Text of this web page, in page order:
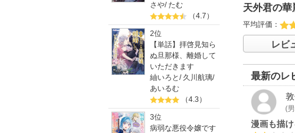
さや/たむ
（4.7）
2位
【単話】拝啓見知ら
ぬ旦那様、離婚して
いただきます
紬いろと / 久川航璃/
あいるむ
（4.3）
3位
病弱な悪役令嬢です
天外君の
平均評価：
レビ
最新のレ
(
漫画も描け